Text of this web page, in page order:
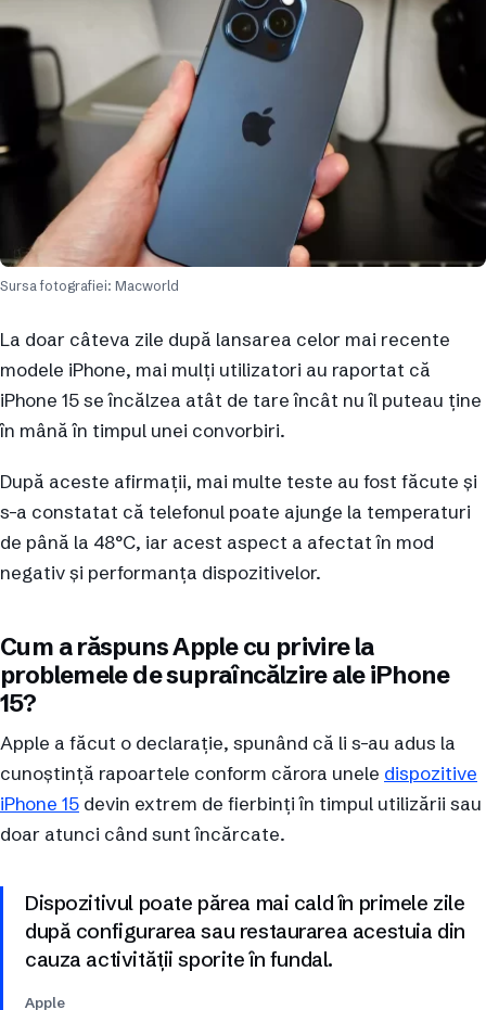
Sursa fotografiei: Macworld
La doar câteva zile după lansarea celor mai recente
modele iPhone, mai mulți utilizatori au raportat că
iPhone 15 se încălzea atât de tare încât nu îl puteau ține
în mână în timpul unei convorbiri.
După aceste afirmații, mai multe teste au fost făcute și
s-a constatat că telefonul poate ajunge la temperaturi
de până la 48°C, iar acest aspect a afectat în mod
negativ și performanța dispozitivelor.
Cum a răspuns Apple cu privire la
problemele de supraîncălzire ale iPhone
15?
Apple a făcut o declarație, spunând că li s-au adus la
cunoștință rapoartele conform cărora unele dispozitive
iPhone 15 devin extrem de fierbinți în timpul utilizării sau
doar atunci când sunt încărcate.
Dispozitivul poate părea mai cald în primele zile
după configurarea sau restaurarea acestuia din
cauza activității sporite în fundal.
Apple